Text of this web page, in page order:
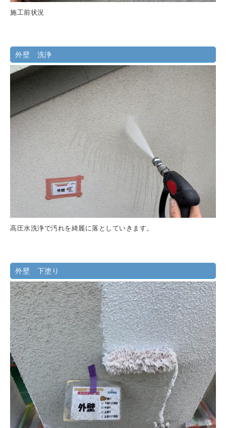
施工前状況
外壁 洗浄
高圧水洗浄で汚れを綺麗に落としていきます。
外壁 下塗り